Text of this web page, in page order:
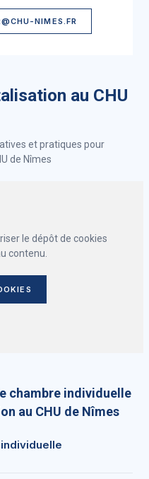
NIMES.FR
au CHU
et pratiques pour
de Nîmes
le dépôt de cookies
contenu.
chambre individuelle
au CHU de Nîmes